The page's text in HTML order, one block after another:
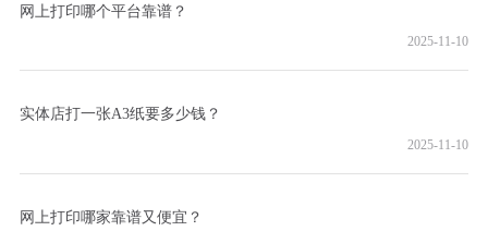
网上打印哪个平台靠谱？
2025-11-10
实体店打一张A3纸要多少钱？
2025-11-10
网上打印哪家靠谱又便宜？